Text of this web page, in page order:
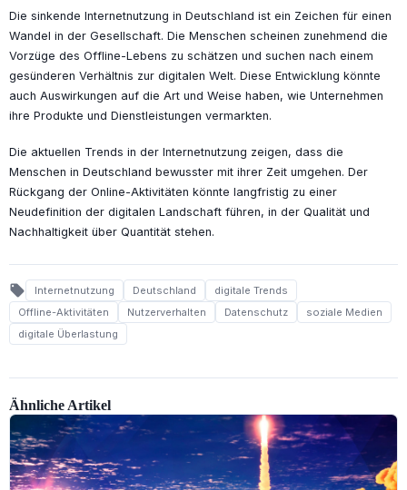
Die sinkende Internetnutzung in Deutschland ist ein Zeichen für einen
Wandel in der Gesellschaft. Die Menschen scheinen zunehmend die
Vorzüge des Offline-Lebens zu schätzen und suchen nach einem
gesünderen Verhältnis zur digitalen Welt. Diese Entwicklung könnte
auch Auswirkungen auf die Art und Weise haben, wie Unternehmen
ihre Produkte und Dienstleistungen vermarkten.
Die aktuellen Trends in der Internetnutzung zeigen, dass die
Menschen in Deutschland bewusster mit ihrer Zeit umgehen. Der
Rückgang der Online-Aktivitäten könnte langfristig zu einer
Neudefinition der digitalen Landschaft führen, in der Qualität und
Nachhaltigkeit über Quantität stehen.
local_offer Internetnutzung Deutschland
digitale Trends
Offline-Aktivitäten
Nutzerverhalten Datenschutz
soziale Medien
digitale Überlastung
Ähnliche Artikel